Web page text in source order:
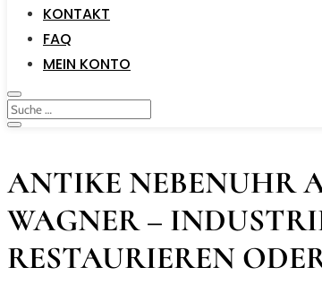
KONTAKT
FAQ
MEIN KONTO
ANTIKE NEBENUHR
WAGNER –
RESTAURIEREN